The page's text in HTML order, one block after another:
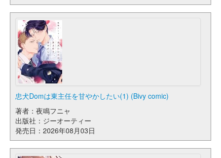
忠犬Domは東主任を甘やかしたい(1) (Bivy comic)
著者：夜鳴フニャ
出版社：ジーオーティー
発売日：2026年08月03日